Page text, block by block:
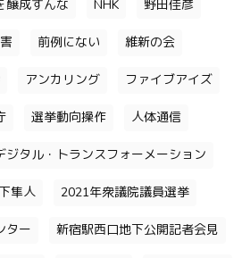
醸成すんな NHK 野田佳彦
前例にない 維新の会
アンカリング ファイブアイズ
選挙動向操作 人体通信
ジタル・トランスフォーメーション
隼人 2021年衆議院議員選挙
ター 新宿駅西口地下公開記者会見